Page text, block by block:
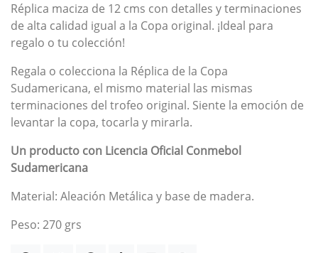
Réplica maciza de 12 cms con detalles y terminaciones
de alta calidad igual a la Copa original. ¡Ideal para
regalo o tu colección!
Regala o colecciona la Réplica de la Copa
Sudamericana, el mismo material las mismas
terminaciones del trofeo original. Siente la emoción de
levantar la copa, tocarla y mirarla.
Un producto con Licencia Oficial Conmebol
Sudamericana
Material: Aleación Metálica y base de madera.
Peso: 270 grs